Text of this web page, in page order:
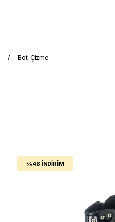
Bot Çizme
%48 İNDIRIM